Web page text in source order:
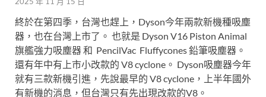
終於在第四季，台灣也趕上，Dyson今年兩款新機種吸塵
器，也在台灣上市了。 也就是 Dyson V16 Piston Animal
旗艦強力吸塵器 和 PencilVac Fluffycones 鉛筆吸塵器。
還有年中有上市小改款的 V8 cyclone。 Dyson吸塵器今年
就有三款新機引進，先說最早的 V8 cyclone，上半年國外
有新機的消息，但台灣只有先出現改款的V8。